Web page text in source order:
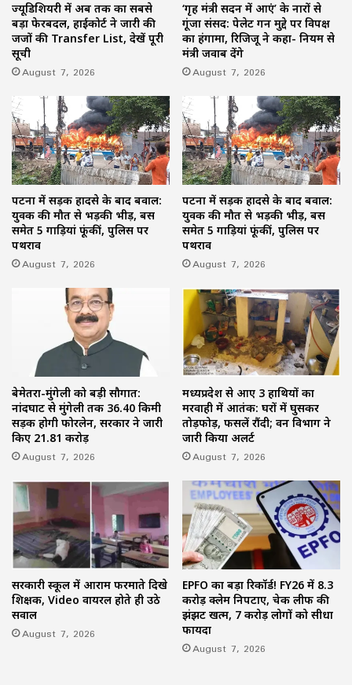
ज्यूडिशियरी में अब तक का सबसे
बड़ा फेरबदल, हाईकोर्ट ने जारी की
जजों की Transfer List, देखें पूरी
सूची
August 7, 2026
‘गृह मंत्री सदन में आएं’ के नारों से
गूंजा संसद: पेलेट गन मुद्दे पर विपक्ष
का हंगामा, रिजिजू ने कहा- नियम से
मंत्री जवाब देंगे
August 7, 2026
पटना में सड़क हादसे के बाद बवाल:
युवक की मौत से भड़की भीड़, बस
समेत 5 गाड़ियां फूंकीं, पुलिस पर
पथराव
August 7, 2026
पटना में सड़क हादसे के बाद बवाल:
युवक की मौत से भड़की भीड़, बस
समेत 5 गाड़ियां फूंकीं, पुलिस पर
पथराव
August 7, 2026
बेमेतरा-मुंगेली को बड़ी सौगात:
नांदघाट से मुंगेली तक 36.40 किमी
सड़क होगी फोरलेन, सरकार ने जारी
किए 21.81 करोड़
August 7, 2026
मध्यप्रदेश से आए 3 हाथियों का
मरवाही में आतंक: घरों में घुसकर
तोड़फोड़, फसलें रौंदी; वन विभाग ने
जारी किया अलर्ट
August 7, 2026
सरकारी स्कूल में आराम फरमाते दिखे
शिक्षक, Video वायरल होते ही उठे
सवाल
August 7, 2026
EPFO का बड़ा रिकॉर्ड! FY26 में 8.3
करोड़ क्लेम निपटाए, चेक लीफ की
झंझट खत्म, 7 करोड़ लोगों को सीधा
फायदा
August 7, 2026